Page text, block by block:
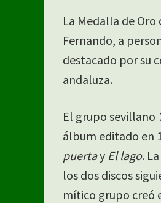
La Medalla de Oro
Fernando, a
destacado por su
andaluza.
El grupo sevillano
álbum editado en
puertay El lago.
los dos discos
mítico grupo creó